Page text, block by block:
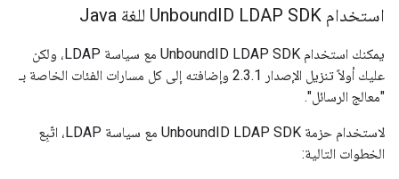
استخدام Unbound ID LDAP SDK للغة Java
يمكنك استخدام UnboundID LDAP SDK مع سياسة LDAP، ولكن
عليك أولاً تنزيل الإصدار 2.3.1 وإضافته إلى كل مسارات الفئات الخاصة بـ
"معالج الرسائل".
لاستخدام حزمة UnboundID LDAP SDK مع سياسة LDAP، اتّبِع
الخطوات التالية: